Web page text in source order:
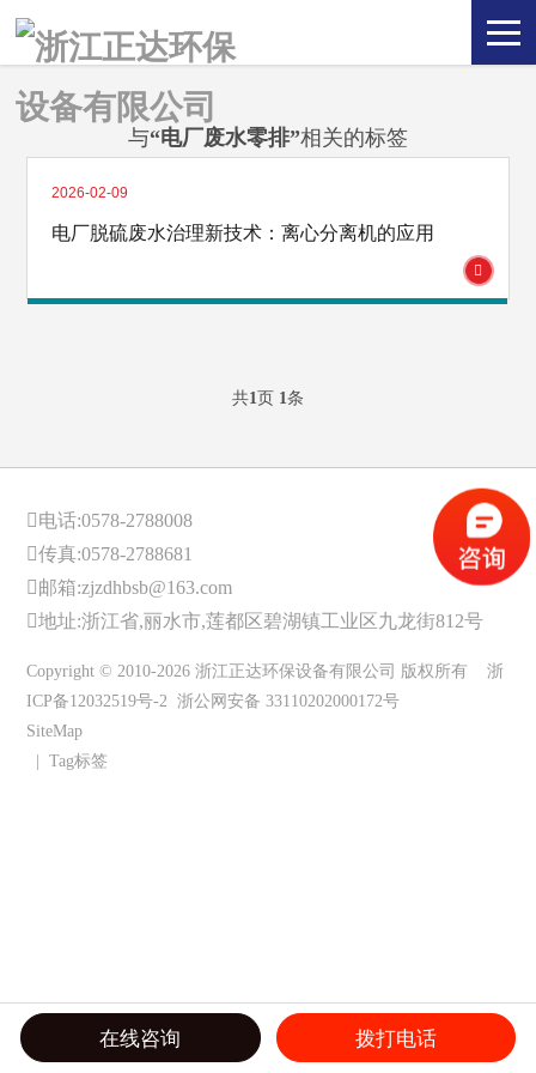
与“电厂废水零排”相关的标签
2026-02-09
电厂脱硫废水治理新技术：离心分离机的应用
共1页 1条
电话:0578-2788008
传真:0578-2788681
邮箱:zjzdhbsb@163.com
地址:浙江省,丽水市,莲都区碧湖镇工业区九龙街812号
Copyright © 2010-2026 浙江正达环保设备有限公司 版权所有浙
ICP备12032519号-2 浙公网安备 33110202000172号
SiteMap
|Tag标签
在线咨询 拨打电话